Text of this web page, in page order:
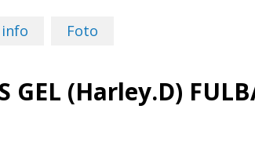
Foto
(Harley.D)